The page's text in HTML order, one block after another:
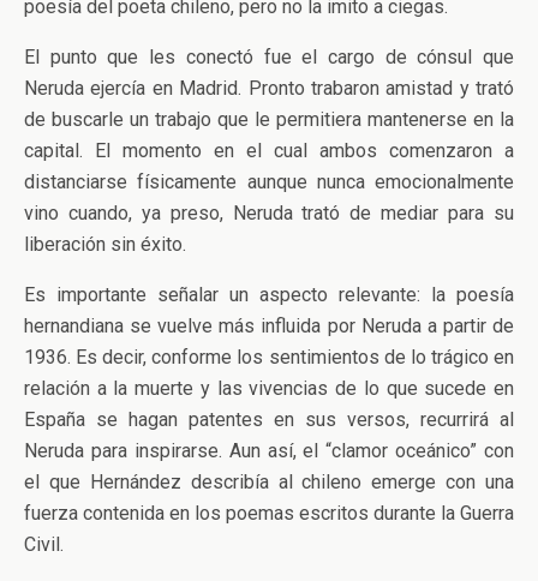
poesía del poeta chileno, pero no la imito a ciegas.
El punto que les conectó fue el cargo de cónsul que
Neruda ejercía en Madrid. Pronto trabaron amistad y trató
de buscarle un trabajo que le permitiera mantenerse en la
capital. El momento en el cual ambos comenzaron a
distanciarse físicamente aunque nunca emocionalmente
vino cuando, ya preso, Neruda trató de mediar para su
liberación sin éxito.
Es importante señalar un aspecto relevante: la poesía
hernandiana se vuelve más influida por Neruda a partir de
1936. Es decir, conforme los sentimientos de lo trágico en
relación a la muerte y las vivencias de lo que sucede en
España se hagan patentes en sus versos, recurrirá al
Neruda para inspirarse. Aun así, el “clamor oceánico” con
el que Hernández describía al chileno emerge con una
fuerza contenida en los poemas escritos durante la Guerra
Civil.